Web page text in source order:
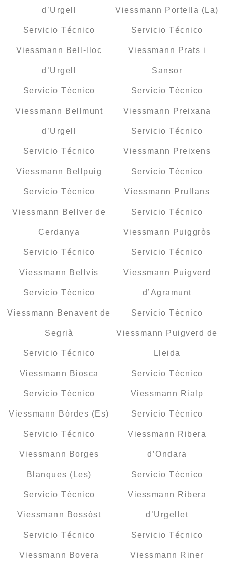
d’Urgell
Servicio Técnico
Viessmann Bell-lloc
d’Urgell
Servicio Técnico
Viessmann Bellmunt
d’Urgell
Servicio Técnico
Viessmann Bellpuig
Servicio Técnico
Viessmann Bellver de
Cerdanya
Servicio Técnico
Viessmann Bellvís
Servicio Técnico
Viessmann Benavent de
Segrià
Servicio Técnico
Viessmann Biosca
Servicio Técnico
Viessmann Bòrdes (Es)
Servicio Técnico
Viessmann Borges
Blanques (Les)
Servicio Técnico
Viessmann Bossòst
Servicio Técnico
Viessmann Bovera
Viessmann Portella (La)
Servicio Técnico
Viessmann Prats i
Sansor
Servicio Técnico
Viessmann Preixana
Servicio Técnico
Viessmann Preixens
Servicio Técnico
Viessmann Prullans
Servicio Técnico
Viessmann Puiggròs
Servicio Técnico
Viessmann Puigverd
d’Agramunt
Servicio Técnico
Viessmann Puigverd de
Lleida
Servicio Técnico
Viessmann Rialp
Servicio Técnico
Viessmann Ribera
d’Ondara
Servicio Técnico
Viessmann Ribera
d’Urgellet
Servicio Técnico
Viessmann Riner